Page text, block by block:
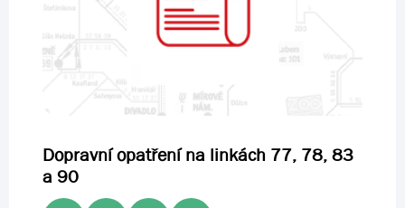
Dopravní opatření na linkách 77, 78, 83
a 90